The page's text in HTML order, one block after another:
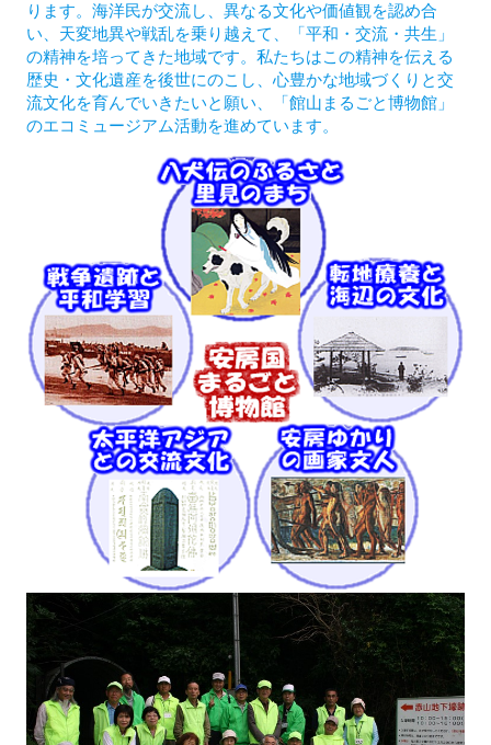
ります。海洋民が交流し、異なる文化や価値観を認め合
い、天変地異や戦乱を乗り越えて、「平和・交流・共生」
の精神を培ってきた地域です。私たちはこの精神を伝える
歴史・文化遺産を後世にのこし、心豊かな地域づくりと交
流文化を育んでいきたいと願い、「館山まるごと博物館」
のエコミュージアム活動を進めています。